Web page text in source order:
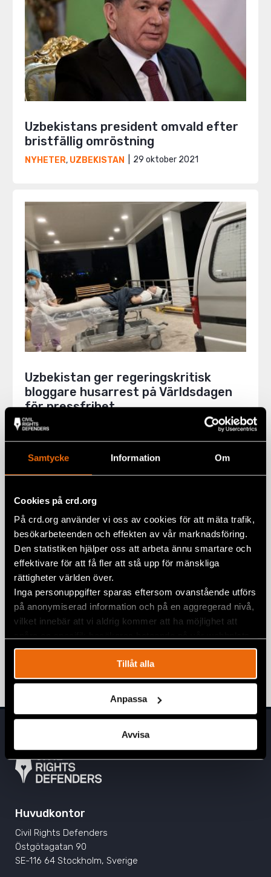
Samtycke Information Om
Cookies på crd.org
På crd.org använder vi oss av cookies för att mäta trafik,
besökarbeteenden och effekten av vår marknadsföring.
Den statistiken hjälper oss att arbeta ännu smartare och
effektivare för att få fler att stå upp för mänskliga
rättigheter världen över.
Inga personuppgifter sparas eftersom ovanstående utförs
på anonymiserad information och på en aggregerad nivå,
vilket innebär att vi aldrig kommer att ha möjlighet att
Tillåt alla
Anpassa
Avvisa
Uzbekistans president omvald efter
bristfällig omröstning
NYHETER, UZBEKISTAN 29 oktober 2021
Uzbekistan ger regeringskritisk
bloggare husarrest på Världsdagen
för pressfrihet
UTTALANDEN
Uzbekistan: Sluta bestraffa
homosexualitet
UTTALANDEN,UZBEKISTAN 10 december 2020
Huvudkontor
Civil Rights Defenders
Östgötagatan 90
SE-116 64 Stockholm, Sverige